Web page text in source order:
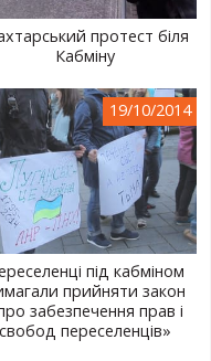
протест біля
Кабміну
19/10/2014
під кабміном
прийняти закон
забезпечення прав і
свобод переселенців»